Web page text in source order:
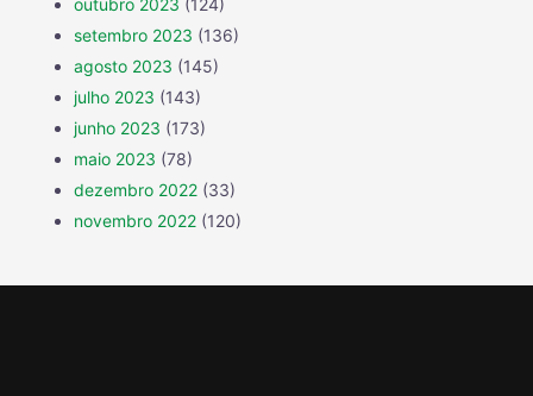
outubro 2023 (124)
setembro 2023 (136)
agosto 2023 (145)
julho 2023 (143)
junho 2023 (173)
maio 2023 (78)
dezembro 2022 (33)
novembro 2022 (120)